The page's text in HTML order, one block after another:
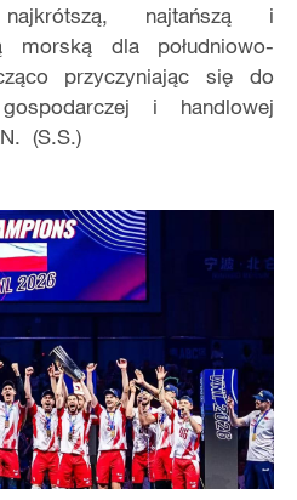
najtańszą i
morską dla południowo-
przyczyniając się do
i handlowej
(S.S.)